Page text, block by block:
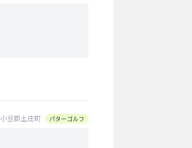
小豆郡土庄町 パターゴルフ